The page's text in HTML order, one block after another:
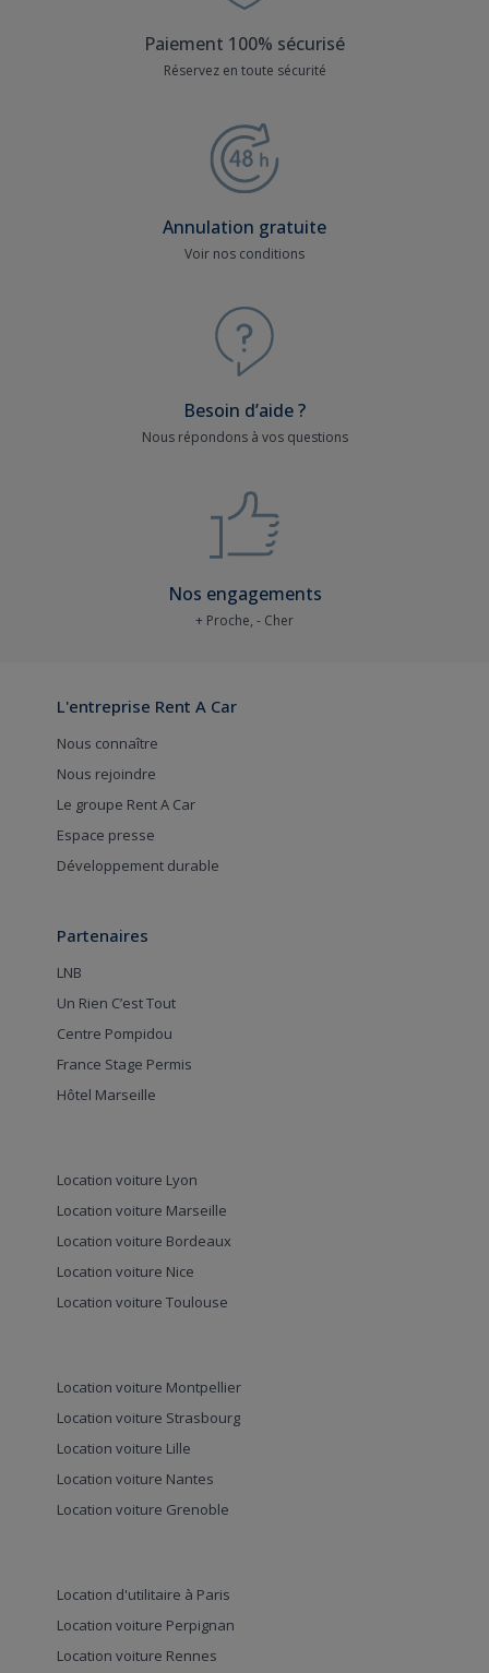
Paiement 100% sécurisé
Réservez en toute sécurité
Annulation gratuite
Voir nos conditions
Besoin d’aide ?
Nous répondons à vos questions
Nos engagements
+ Proche, - Cher
L'entreprise Rent A Car
Nous connaître
Nous rejoindre
Le groupe Rent A Car
Espace presse
Développement durable
Partenaires
LNB
Un Rien C’est Tout
Centre Pompidou
France Stage Permis
Hôtel Marseille
Location voiture Lyon
Location voiture Marseille
Location voiture Bordeaux
Location voiture Nice
Location voiture Toulouse
Location voiture Montpellier
Location voiture Strasbourg
Location voiture Lille
Location voiture Nantes
Location voiture Grenoble
Location d'utilitaire à Paris
Location voiture Perpignan
Location voiture Rennes